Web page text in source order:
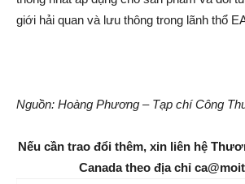
giới hải quan và lưu thông trong lãnh thổ
Nguồn: Hoàng Phương – Tạp chí Công
Nếu cần trao đổi thêm, xin liên hệ
Canada theo địa chỉ